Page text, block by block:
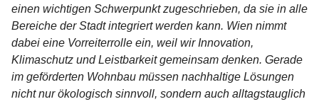
einen wichtigen Schwerpunkt zugeschrieben, da sie in alle
Bereiche der Stadt integriert werden kann. Wien nimmt
dabei eine Vorreiterrolle ein, weil wir Innovation,
Klimaschutz und Leistbarkeit gemeinsam denken. Gerade
im geförderten Wohnbau müssen nachhaltige Lösungen
nicht nur ökologisch sinnvoll, sondern auch alltagstauglich